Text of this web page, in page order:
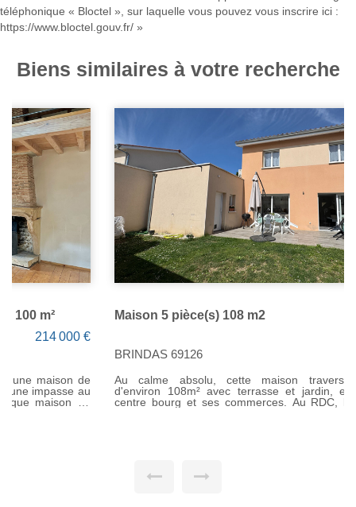
téléphonique « Bloctel », sur laquelle vous pouvez vous inscrire ici :
https://www.bloctel.gouv.fr/ »
Biens similaires à votre recherche
Maison 5 pièce(s) 108 m2
Au calme absolu, cette maison traversante est/ouest
d'environ 108m² avec terrasse et jardin, est à 800M du
centre bourg et ses commerces. Au RDC, la pièce de vie
par radiateurs. DPE A. Proximité du collège Georges